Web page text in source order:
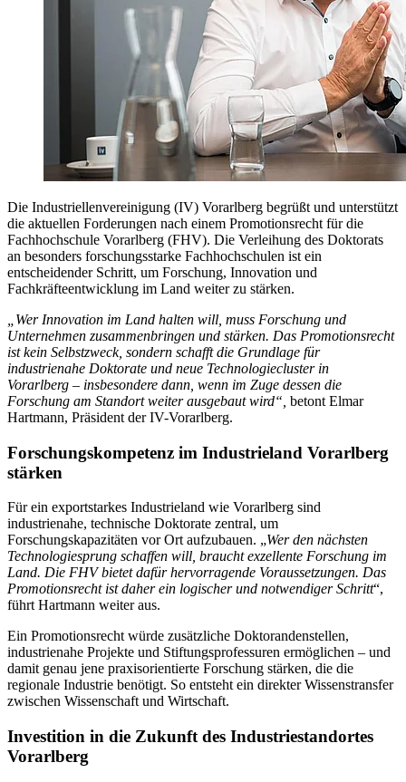
Die Industriellenvereinigung (IV) Vorarlberg begrüßt und unterstützt
die aktuellen Forderungen nach einem Promotionsrecht für die
Fachhochschule Vorarlberg (FHV). Die Verleihung des Doktorats
an besonders forschungsstarke Fachhochschulen ist ein
entscheidender Schritt, um Forschung, Innovation und
Fachkräfteentwicklung im Land weiter zu stärken.
„Wer Innovation im Land halten will, muss Forschung und
Unternehmen zusammenbringen und stärken. Das Promotionsrecht
ist kein Selbstzweck, sondern schafft die Grundlage für
industrienahe Doktorate und neue Technologiecluster in
Vorarlberg – insbesondere dann, wenn im Zuge dessen die
Forschung am Standort weiter ausgebaut wird“, betont Elmar
Hartmann, Präsident der IV-Vorarlberg.
Forschungskompetenz im Industrieland Vorarlberg
stärken
Für ein exportstarkes Industrieland wie Vorarlberg sind
industrienahe, technische Doktorate zentral, um
Forschungskapazitäten vor Ort aufzubauen. „Wer den nächsten
Technologiesprung schaffen will, braucht exzellente Forschung im
Land. Die FHV bietet dafür hervorragende Voraussetzungen. Das
Promotionsrecht ist daher ein logischer und notwendiger Schritt“,
führt Hartmann weiter aus.
Ein Promotionsrecht würde zusätzliche Doktorandenstellen,
industrienahe Projekte und Stiftungsprofessuren ermöglichen – und
damit genau jene praxisorientierte Forschung stärken, die die
regionale Industrie benötigt. So entsteht ein direkter Wissenstransfer
zwischen Wissenschaft und Wirtschaft.
Investition in die Zukunft des Industriestandortes
Vorarlberg